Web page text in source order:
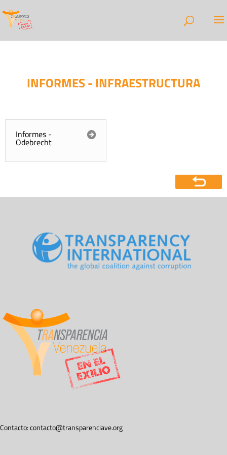
INFORMES - INFRAESTRUCTURA
Informes -
Odebrecht
Contacto:contacto@transparenciave.org